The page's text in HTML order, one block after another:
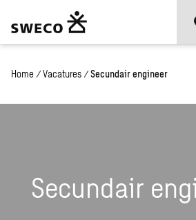
Home / Vacatures / Secundair engineer
Secundair